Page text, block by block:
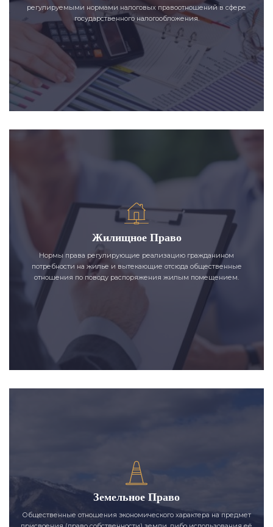
регулируемыми нормами налоговых правоотношений в сфере
государственного налогообложения.
Жилищное Право
Нормы права регулирующие реализацию гражданином
потребности на жилье и вытекающие отсюда общественные
отношения по поводу распоряжения жилым помещением.
Земельное Право
Общественные отношения экономического характера на предмет